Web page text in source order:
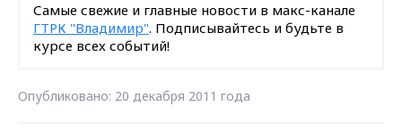
Самые свежие и главные новости в макс-канале
ГТРК "Владимир". Подписывайтесь и будьте в
курсе всех событий!
Опубликовано: 20 декабря 2011 года